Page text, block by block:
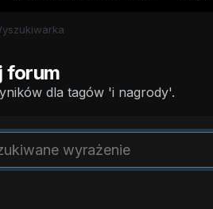
forum
dla tagów 'i nagrody'.